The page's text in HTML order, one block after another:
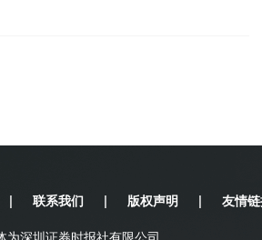
| 联系我们 | 版权声明 |
友情
为深圳证券时报社有限公司